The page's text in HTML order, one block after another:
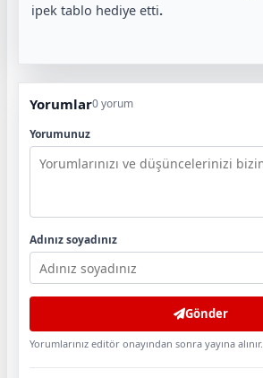
ipek tablo hediye etti.
Yorumlar0 yorum
Yorumunuz
Adınız soyadınız
Gönder
Yorumlarınız editör onayından sonra yayına alınır.